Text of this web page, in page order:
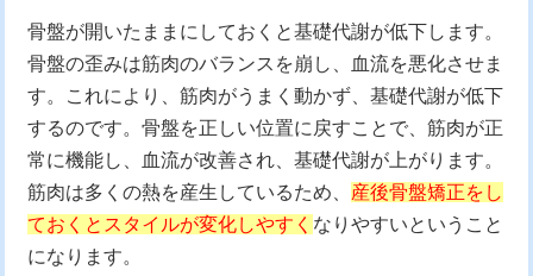
骨盤が開いたままにしておくと基礎代謝が低下します。
骨盤の歪みは筋肉のバランスを崩し、血流を悪化させま
す。これにより、筋肉がうまく動かず、基礎代謝が低下
するのです。骨盤を正しい位置に戻すことで、筋肉が正
常に機能し、血流が改善され、基礎代謝が上がります。
筋肉は多くの熱を産生しているため、 産後骨盤矯正をし
ておくと スタイルが変化しやすく なりやすいということ
になります。